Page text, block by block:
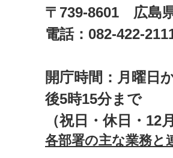
〒739-8601 広島
電話：082-422-
開庁時間：月曜日
後5時15分まで
（祝日・休日・12
各部署の主な業務と